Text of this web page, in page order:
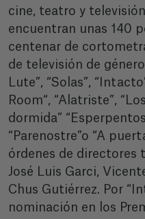
cine, teatro y
encuentran unas 140
centenar de
de televisión de
Lute”, “Solas”,
Room“, “Alatriste”,
dormida”
“Parenostre”o “A
órdenes de directores
José Luis Garci,
Chus Gutiérrez. Por
nominación en los